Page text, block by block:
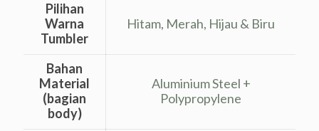
Pilihan
Warna
Tumbler
Hitam, Merah, Hijau & Biru
Bahan
Material
(bagian
body)
Aluminium Steel +
Polypropylene